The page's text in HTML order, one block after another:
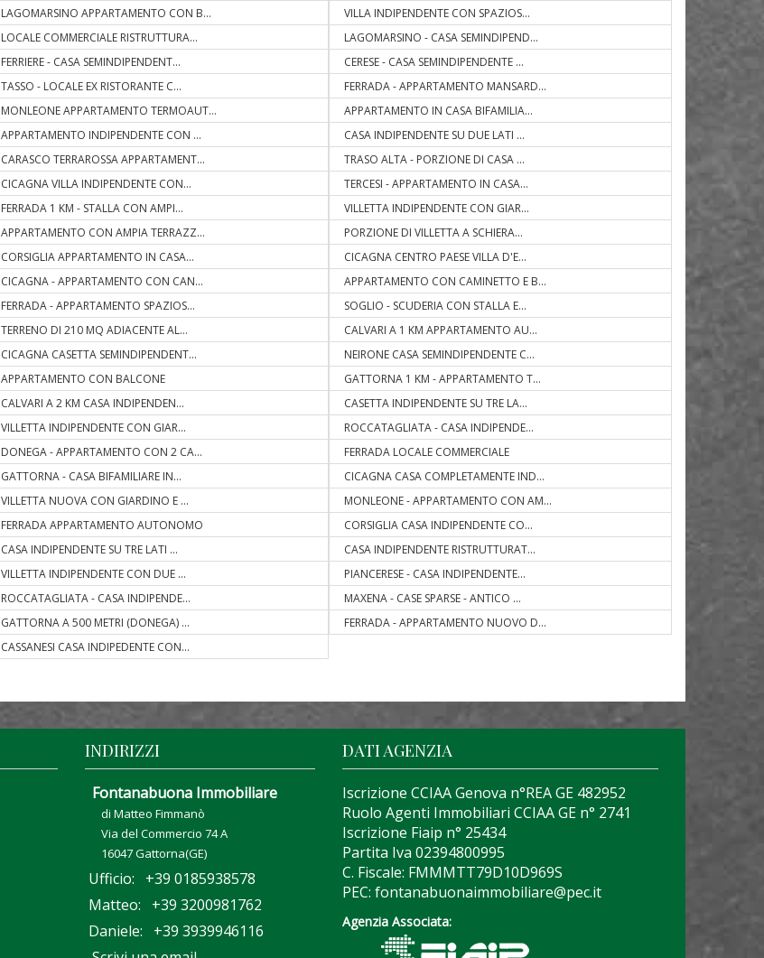
LAGOMARSINO APPARTAMENTO CON B... VILLA INDIPENDENTE CON SPAZIOS...
LOCALE COMMERCIALE RISTRUTTURA... LAGOMARSINO - CASA SEMINDIPEND...
FERRIERE - CASA SEMINDIPENDENT... CERESE - CASA SEMINDIPENDENTE ...
TASSO - LOCALE EX RISTORANTE C... FERRADA - APPARTAMENTO MANSARD...
MONLEONE APPARTAMENTO TERMOAUT... APPARTAMENTO IN CASA BIFAMILIA...
APPARTAMENTO INDIPENDENTE CON ... CASA INDIPENDENTE SU DUE LATI ...
CARASCO TERRAROSSA APPARTAMENT... TRASO ALTA - PORZIONE DI CASA ...
CICAGNA VILLA INDIPENDENTE CON... TERCESI - APPARTAMENTO IN CASA...
FERRADA 1 KM - STALLA CON AMPI... VILLETTA INDIPENDENTE CON GIAR...
APPARTAMENTO CON AMPIA TERRAZZ... PORZIONE DI VILLETTA A SCHIERA...
CORSIGLIA APPARTAMENTO IN CASA... CICAGNA CENTRO PAESE VILLA D'E...
CICAGNA - APPARTAMENTO CON CAN... APPARTAMENTO CON CAMINETTO E B...
FERRADA - APPARTAMENTO SPAZIOS... SOGLIO - SCUDERIA CON STALLA E...
TERRENO DI 210 MQ ADIACENTE AL... CALVARI A 1 KM APPARTAMENTO AU...
CICAGNA CASETTA SEMINDIPENDENT... NEIRONE CASA SEMINDIPENDENTE C...
APPARTAMENTO CON BALCONE GATTORNA 1 KM - APPARTAMENTO T...
CALVARI A 2 KM CASA INDIPENDEN... CASETTA INDIPENDENTE SU TRE LA...
VILLETTA INDIPENDENTE CON GIAR... ROCCATAGLIATA - CASA INDIPENDE...
DONEGA - APPARTAMENTO CON 2 CA...
FERRADA LOCALE COMMERCIALE
GATTORNA - CASA BIFAMILIARE IN... CICAGNA CASA COMPLETAMENTE IND...
VILLETTA NUOVA CON GIARDINO E ... MONLEONE - APPARTAMENTO CON AM...
FERRADA APPARTAMENTO AUTONOMO CORSIGLIA CASA INDIPENDENTE CO...
CASA INDIPENDENTE SU TRE LATI ... CASA INDIPENDENTE RISTRUTTURAT...
VILLETTA INDIPENDENTE CON DUE ... PIANCERESE - CASA INDIPENDENTE...
ROCCATAGLIATA - CASA INDIPENDE... MAXENA - CASE SPARSE - ANTICO ...
GATTORNA A 500 METRI (DONEGA) ... FERRADA - APPARTAMENTO NUOVO D...
CASSANESI CASA INDIPEDENTE CON...
INDIRIZZI
Fontanabuona Immobiliare
di Matteo Fimmanò
Via del Commercio 74 A
16047 Gattorna(GE)
Ufficio: +39 0185938578
Matteo: +39 3200981762
Daniele: +39 3939946116
DATI AGENZIA
Iscrizione CCIAA Genova n°REA GE 482952
Ruolo Agenti Immobiliari CCIAA GE n° 2741
Iscrizione Fiaip n° 25434
Partita Iva 02394800995
C. Fiscale: FMMMTT79D10D969S
PEC: fontanabuonaimmobiliare@pec.it
Agenzia Associata: